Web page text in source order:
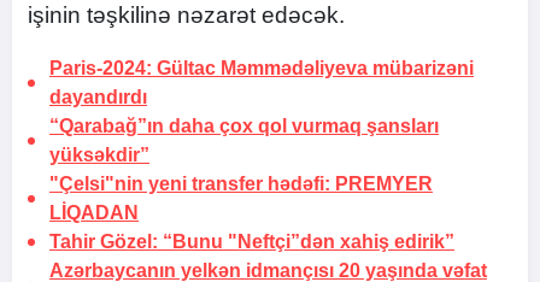
işinin təşkilinə nəzarət edəcək.
Paris-2024: Gültac Məmmədəliyeva mübarizəni
dayandırdı
“Qarabağ”ın daha çox qol vurmaq şansları
yüksəkdir”
"Çelsi"nin yeni transfer hədəfi: PREMYER
LİQADAN
Tahir Gözel: “Bunu "Neftçi”dən xahiş edirik”
Azərbaycanın yelkən idmançısı 20 yaşında vəfat